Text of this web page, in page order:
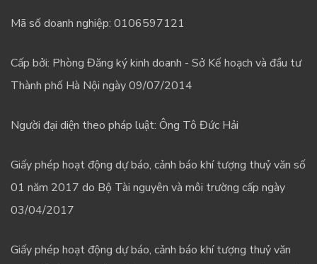
Mã số doanh nghiệp: 0106597121
Cấp bởi: Phòng Đăng ký kinh doanh - Sở Kế hoạch và đầu tư
Thành phố Hà Nội ngày 09/07/2014
Người đại diện theo pháp luật: Ông Tô Đức Hải
Giấy phép hoạt động dự báo, cảnh báo khí tượng thuỷ văn số
01 năm 2017 do Bộ Tài nguyên và môi trường cấp ngày
03/04/2017
Giấy phép hoạt động dự báo, cảnh báo khí tượng thuỷ văn